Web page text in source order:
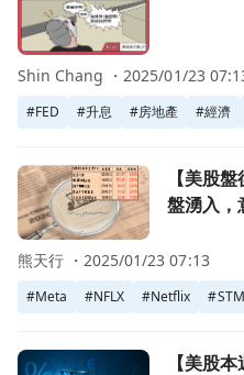
#FED #升息 #房地產 #經濟
Shin Chang ・2025/01/23
前往【美股盤後】美國連假
【美股
盤湧入，
#Meta #NFLX #Netflix #STM
熊天行 ・2025/01/23 07:13
前往【美股本週焦點】台積
【美股